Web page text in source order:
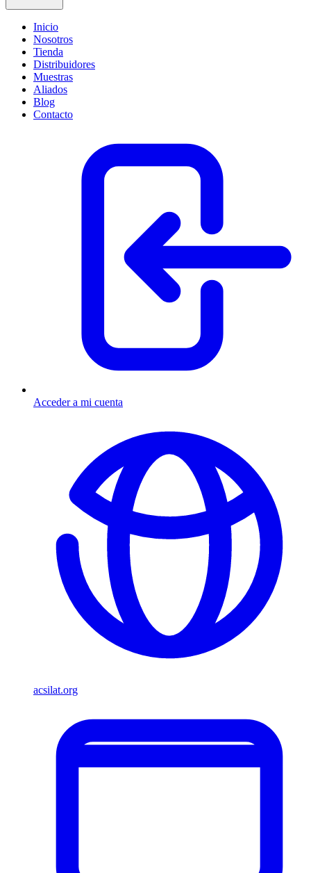
Inicio
Nosotros
Tienda
Distribuidores
Muestras
Aliados
Blog
Contacto
Acceder a mi cuenta
acsilat.org